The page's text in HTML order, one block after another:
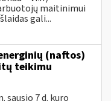
maitinimui
gali...
(naftos)
teikimu
sausio 7 d. kuro